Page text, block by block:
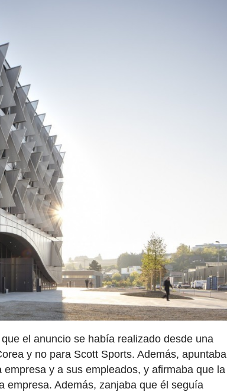
el anuncio se había realizado desde una
y no para Scott Sports. Además, apuntaba
y a sus empleados, y afirmaba que la
empresa. Además, zanjaba que él seguía